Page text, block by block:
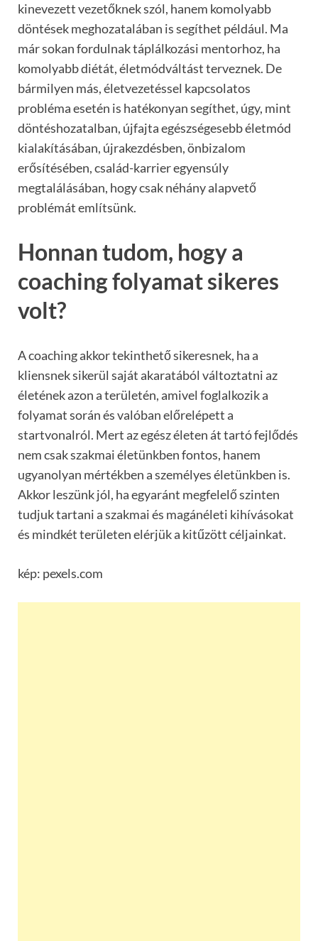
kinevezett vezetőknek szól, hanem komolyabb
döntések meghozatalában is segíthet például. Ma
már sokan fordulnak táplálkozási mentorhoz, ha
komolyabb diétát, életmódváltást terveznek. De
bármilyen más, életvezetéssel kapcsolatos
probléma esetén is hatékonyan segíthet, úgy, mint
döntéshozatalban, újfajta egészségesebb életmód
kialakításában, újrakezdésben, önbizalom
erősítésében, család-karrier egyensúly
megtalálásában, hogy csak néhány alapvető
problémát említsünk.
Honnan tudom, hogy a
coaching folyamat sikeres
volt?
A coaching akkor tekinthető sikeresnek, ha a
kliensnek sikerül saját akaratából változtatni az
életének azon a területén, amivel foglalkozik a
folyamat soránés valóban előrelépett a
startvonalról. Mert az egész életen át tartó fejlődés
nem csak szakmaiéletünkben fontos, hanem
ugyanolyan mértékben a személyeséletünkben is.
Akkor leszünkjól, haegyaránt megfelelő szinten
tudjuk tartani a szakmaiés magánéleti kihívásokat
és mindkét területen elérjük a kitűzött céljainkat.
kép: pexels.com